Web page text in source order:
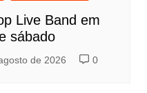
Live Band em
sábado
de 2026 0